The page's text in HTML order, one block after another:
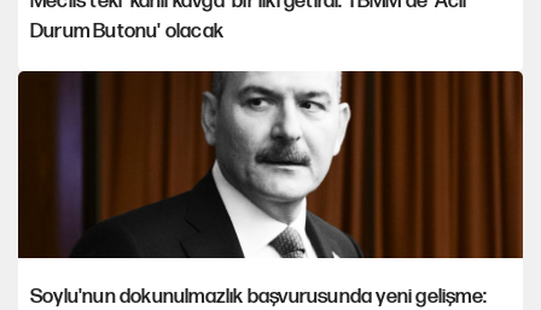
Durum Butonu' olacak
Soylu'nun dokunulmazlık başvurusunda yeni gelişme: